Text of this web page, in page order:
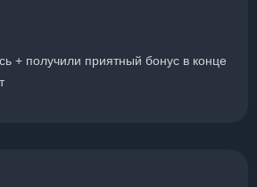
+ получили приятный бонус в конце